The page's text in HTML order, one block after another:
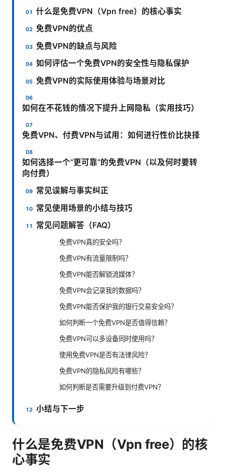
什么是免费VPN（Vpn free）的核心事实
免费VPN的优点
免费VPN的缺点与风险
如何评估一个免费VPN的安全性与隐私保护
免费VPN的实际使用体验与场景对比
如何在不花钱的情况下提升上网隐私（实用技巧）
免费VPN、付费VPN与试用：如何进行性价比抉择
如何选择一个“更可靠”的免费VPN（以及何时要转
向付费）
常见误解与事实纠正
常见使用场景的小结与技巧
常见问题解答（FAQ）
免费VPN真的安全吗？
免费VPN有流量限制吗？
免费VPN能否解锁流媒体？
免费VPN会记录我的数据吗？
免费VPN能否保护我的银行交易安全吗？
如何判断一个免费VPN是否值得信赖？
免费VPN可以多设备同时使用吗？
使用免费VPN是否有法律风险？
免费VPN的隐私风险有哪些？
如何判断是否需要升级到付费VPN？
小结与下一步
什么是免费VPN（Vpn free）的核
心事实